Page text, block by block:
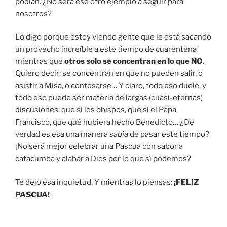
nosotros?
Lo digo porque estoy viendo gente que le está sacando
un provecho increíble a este tiempo de cuarentena
mientras que otros solo se concentran en lo que NO.
Quiero decir: se concentran en que no pueden salir, o
asistir a Misa, o confesarse… Y claro, todo eso duele, y
todo eso puede ser materia de largas (cuasi-eternas)
discusiones: que si los obispos, que si el Papa
Francisco, que qué hubiera hecho Benedicto… ¿De
verdad es esa una manerasabiade pasar este tiempo?
¡No será mejor celebrar una Pascua con sabor a
catacumba y alabar a Dios por lo que sí podemos?
Te dejo esa inquietud. Y mientras lo piensas:¡FELIZ
PASCUA!